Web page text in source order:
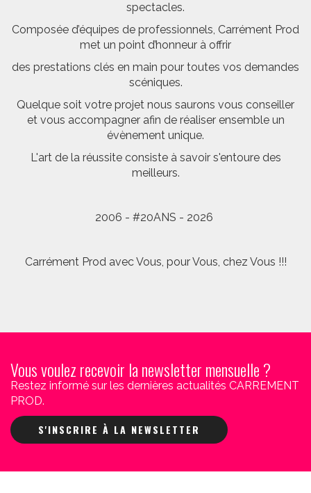
spectacles.
Composée d’équipes de professionnels, Carrément Prod
met un point d’honneur à offrir
des prestations clés en main pour toutes vos demandes
scéniques.
Quelque soit votre projet nous saurons vous conseiller
et vous accompagner afin de réaliser ensemble un
évènement unique.
L'art de la réussite consiste à savoir s'entoure des
meilleurs.
2006 - #20ANS - 2026
Carrément Prod avec Vous, pour Vous, chez Vous !!!
Vous voulez recevoir la newsletter mensuelle ?
Restez informé sur les dernières actualités CARREMENT
PROD.
S'INSCRIRE À LA NEWSLETTER